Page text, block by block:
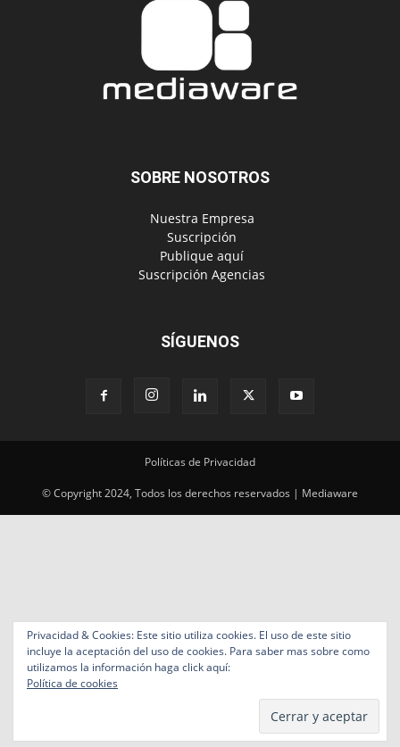
SOBRE NOSOTROS
‎ Nuestra Empresa
‎ Suscripción
‎ Publique aquí
‎ Suscripción Agencias
SÍGUENOS
Políticas de Privacidad
© Copyright 2024, Todos los derechos reservados | Mediaware
Privacidad & Cookies: Este sitio utiliza cookies. El uso de este sitio
incluye la aceptación del uso de cookies. Para saber mas sobre como
utilizamos la información haga click aquí:
Política de cookies